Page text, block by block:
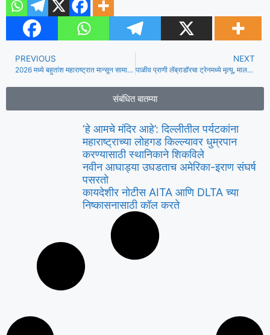
PREVIOUS
2026 मध्ये बहुतांश महाराष्ट्रात मान्सून सामान्यपेक्षा कमी राहू शकतो: IMD
NEXT
पाळीव प्राणी लॅब्राडॉरचा ट्रेनमध्ये मृत्यू, मालकाचा रेल्वे चुकल्याचा आरोप, असंवेदनशीलता
संबंधित बातम्या
‘हे आमचे मंदिर आहे’: दिल्लीतील पर्यटकांना
महाराष्ट्राच्या लोहगड किल्ल्यावर धुम्रपान
करण्यासाठी स्थानिकाने शिकविले
नवीन आघाड्या उघडताच अमेरिका-इराण संघर्ष
पसरतो
कायदेशीर नोटीस AITA आणि DLTA च्या
निष्कासनासाठी कॉल करते